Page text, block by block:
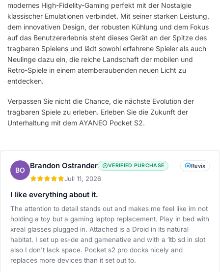
modernes High-Fidelity-Gaming perfekt mit der Nostalgie
klassischer Emulationen verbindet. Mit seiner starken Leistung,
dem innovativen Design, der robusten Kühlung und dem Fokus
auf das Benutzererlebnis steht dieses Gerät an der Spitze des
tragbaren Spielens und lädt sowohl erfahrene Spieler als auch
Neulinge dazu ein, die reiche Landschaft der mobilen und
Retro-Spiele in einem atemberaubenden neuen Licht zu
entdecken.
Verpassen Sie nicht die Chance, die nächste Evolution der
tragbaren Spiele zu erleben. Erleben Sie die Zukunft der
Unterhaltung mit dem AYANEO Pocket S2.
BO Brandon Ostrander VERIFIED PURCHASE
Juli 11, 2026
Revix
I like everything about it.
The attention to detail stands out and makes me feel like im not
holding a toy but a gaming laptop replacement. Play in bed with
xreal glasses plugged in. Attached is a Droid in its natural
habitat. I set up es-de and gamenative and with a 1tb sd in slot
also I don't lack space. Pocket s2 pro docks nicely and
replaces more devices than it set out to.